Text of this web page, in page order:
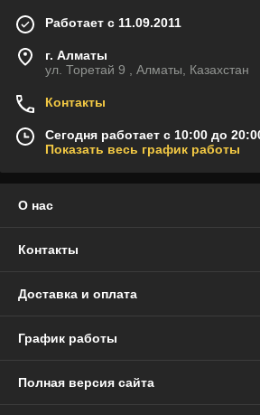
Работает с 11.09.2011
г. Алматы
ул. Торетай 9 , Алматы, Казахстан
Контакты
Сегодня работает с 10:00 до
Показать весь график работы
О нас
Контакты
Доставка и оплата
График работы
Полная версия сайта